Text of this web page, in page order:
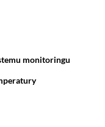
monitoringu